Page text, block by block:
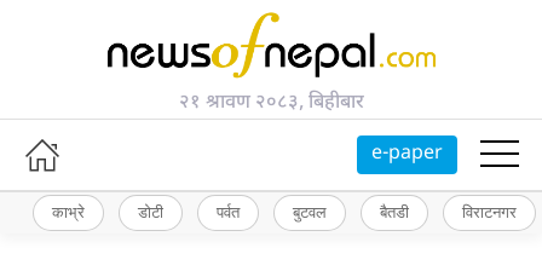
२१ श्रावण २०८३, बिहीबार
e-paper
काभ्रे डोटी पर्वत बुटवल बैतडी विराटनगर